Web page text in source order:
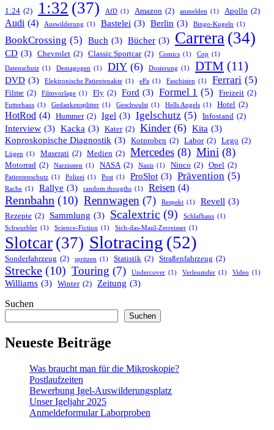
1:24 (2) 1:32 (37) AfD (1) Amazon (2) anmelden (1) Apollo (2)
Audi (4) Auswilderung (1) Bastelei (3) Berlin (3) Bingo-Kugeln (1)
BookCrossing (5) Buch (3) Bücher (3) Carrera (34)
CD (3) Chevrolet (2) Classic Sportcar (2) Comics (1) Cop (1)
Datenschutz (1) Demagogen (1) DIY (6) Dosierung (1) DTM (11)
DVD (3) Elektronische Patientenakte (1) ePa (1) Faschisten (1) Ferrari (5)
Filme (2) Filmvorlage (1) Fly (2) Ford (3) Formel 1 (5) Freizeit (2)
Futterhaus (1) Gedankensplitter (1) Geschwulst (1) Hells Angels (1) Hotel (2)
HotRod (4) Hummer (2) Igel (3) Igelschutz (5) Infostand (2)
Interview (3) Kacka (3) Kater (2) Kinder (6) Kita (3)
Koproskopische Diagnostik (3) Kotproben (2) Labor (2) Lego (2)
Lügen (1) Maserati (2) Medien (2) Mercedes (8) Mini (8)
Motorrad (2) Narzissten (1) NASA (2) Nazis (1) Ninco (2) Opel (2)
Patientenschutz (1) Polizei (1) Post (1) ProSlot (3) Prävention (5)
Rache (1) Rallye (3) random thougths (1) Reisen (4)
Rennbahn (10) Rennwagen (7) Respekt (1) Revell (3)
Rezepte (2) Sammlung (3) Scalextric (9) Schlafhaus (1)
Schwurbler (1) Science-Fiction (1) Sich-das-Maul-Zerreisser (1)
Slotcar (37) Slotracing (52)
Sonderfahrzeug (2) spritzen (1) Statistik (2) Straßenfahrzeug (2)
Strecke (10) Touring (7) Undercover (1) Verleumder (1) Video (1)
Williams (3) Winter (2) Zeitung (3)
Suchen
Suchen
Neueste Beiträge
Was braucht man für die Mikroskopie?
Postlaufzeiten
Bewerbung Igel-Auswilderungsplatz
Unser Igeljahr 2025
Anmeldeformular Laborproben